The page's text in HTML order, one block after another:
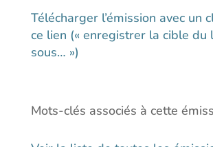
Télécharger l’émission avec un
ce lien (« enregistrer la cible du
sous… »)
Mots-clés associés à cette